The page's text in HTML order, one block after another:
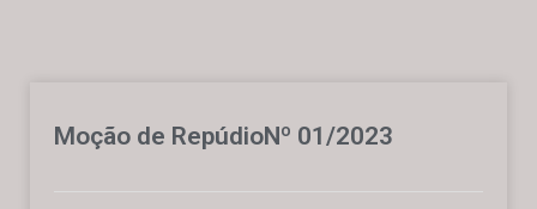
Moção de RepúdioNº 01/2023